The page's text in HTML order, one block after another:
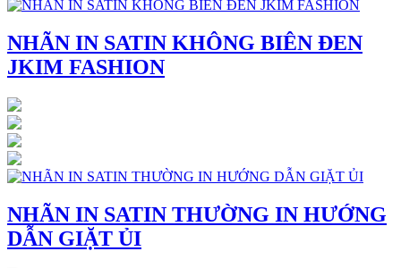
NHÃN IN SATIN KHÔNG BIÊN ĐEN
JKIM FASHION
NHÃN IN SATIN THƯỜNG IN HƯỚNG
DẪN GIẶT ỦI